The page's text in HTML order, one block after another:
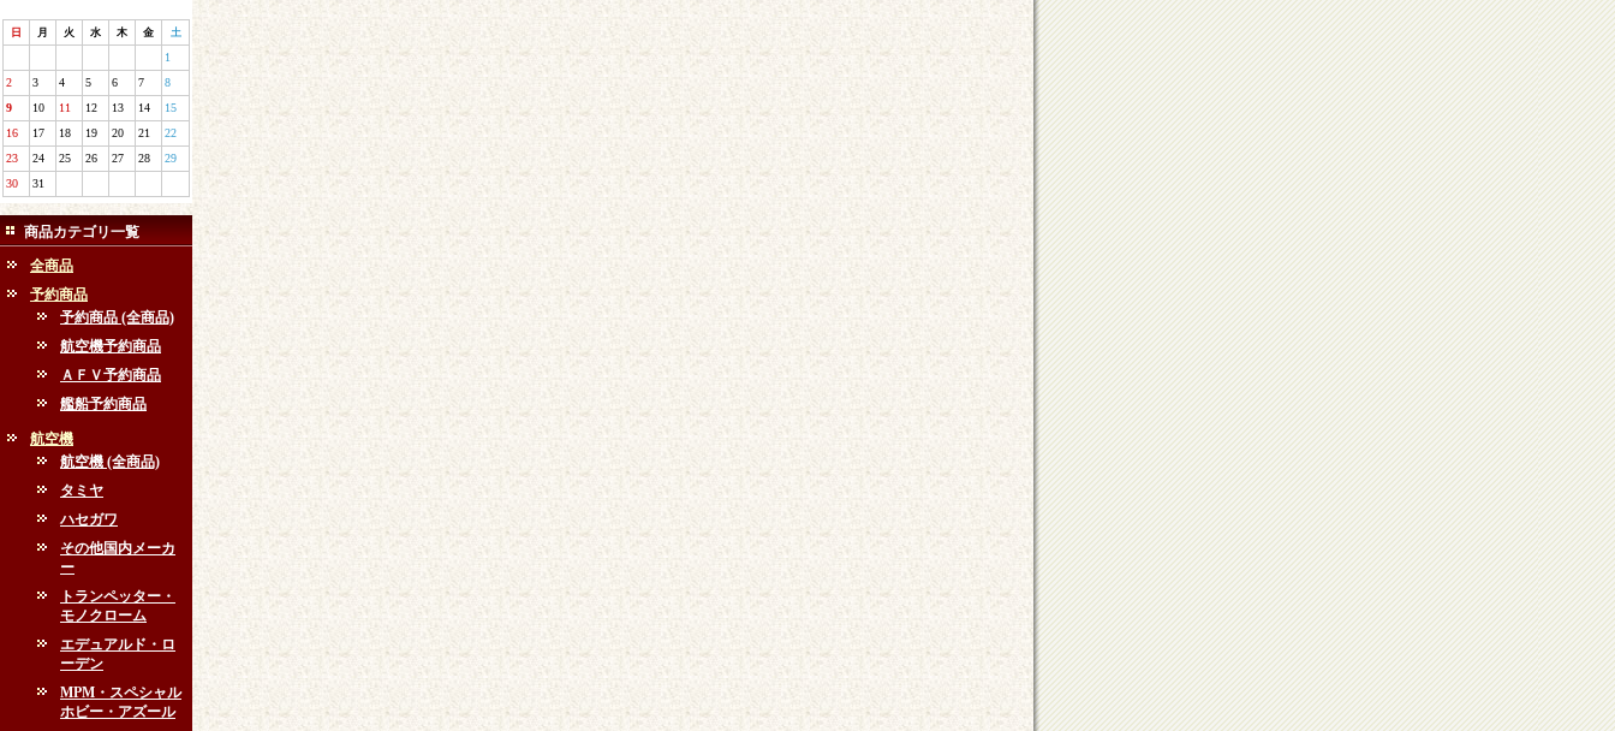
日 月 火 水 木 金 土
1
2
3 4 5 6 7
8
9
10 11 12 13 14
15
16
17 18 19 20 21
22
23
24 25 26 27 28
29
30
31
商品カテゴリ一覧
全商品
予約商品
予約商品 (全商品)
航空機予約商品
ＡＦＶ予約商品
艦船予約商品
航空機
航空機 (全商品)
タミヤ
ハセガワ
その他国内メーカ
ー
トランペッター・
モノクローム
エデュアルド・ロ
ーデン
MPM・スペシャル
ホビー・アズール